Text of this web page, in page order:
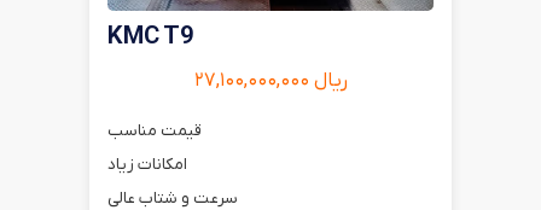
KMC T9
ریال ۲۷,۱۰۰,۰۰۰,۰۰۰
قیمت مناسب
امکانات زیاد
سرعت و شتاب عالی